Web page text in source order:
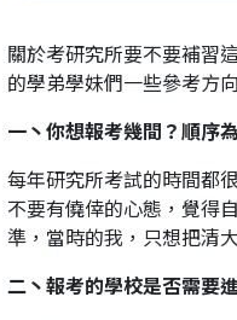
關於考研究所要不要補習
的學弟學妹們一些參考方
一丶你想報考幾間？順序
每年研究所考試的時間都
不要有僥倖的心態，覺得
準，當時的我，只想把清
二丶報考的學校是否需要